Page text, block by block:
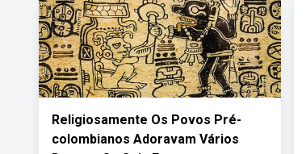
Religiosamente Os Povos Pré-
colombianos Adoravam Vários